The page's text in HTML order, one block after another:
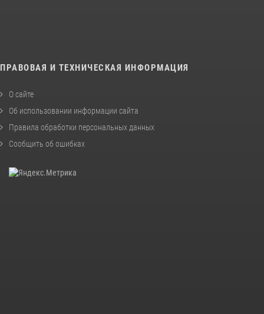
ПРАВОВАЯ И ТЕХНИЧЕСКАЯ ИНФОРМАЦИЯ
О сайте
Об использовании информации сайта
Правила обработки персональных данных
Сообщить об ошибках